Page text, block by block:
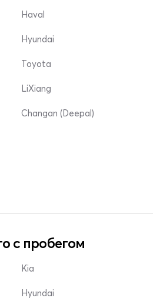
Haval
Hyundai
Toyota
LiXiang
Changan (Deepal)
с пробегом
Kia
Hyundai